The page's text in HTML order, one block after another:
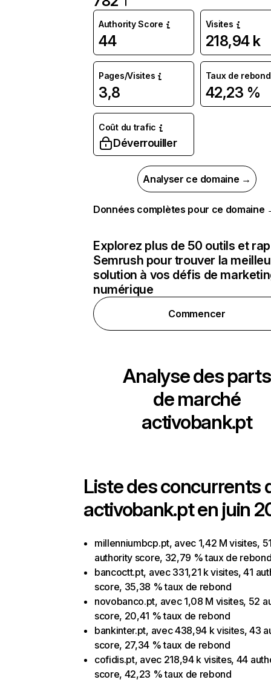
Authority Score
44
Visites
218,94 k
Pages/Visites
3,8
Taux de rebond
42,23 %
Coût du trafic
Déverrouiller
Analyser ce domaine →
Données complètes pour ce domaine
Explorez plus de 50 outils et
Semrush pour trouver la
solution à vos défis de
numérique
Commencer
Analyse des parts
de marché
activobank.pt
Liste des concurrents
activobank.pt en juin
millenniumbcp.pt, avec 1,42 M visites,
authority score, 32,79 % taux de
bancoctt.pt, avec 331,21 k visites, 41
score, 35,38 % taux de rebond
novobanco.pt, avec 1,08 M visites, 52
score, 20,41 % taux de rebond
bankinter.pt, avec 438,94 k visites, 43
score, 27,34 % taux de rebond
cofidis.pt, avec 218,94 k visites, 44
score, 42,23 % taux de rebond